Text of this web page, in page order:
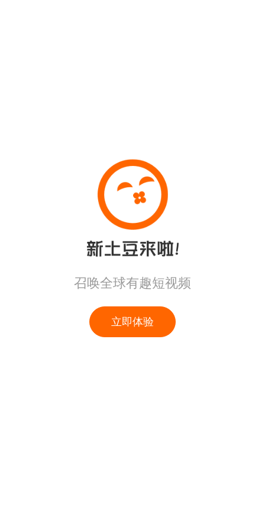
召唤全球有趣短视频
立即体验